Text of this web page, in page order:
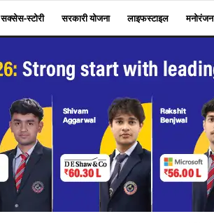
सक्सेस-स्टोरी सरकारी योजना लाइफस्टाइल मनोरंजन